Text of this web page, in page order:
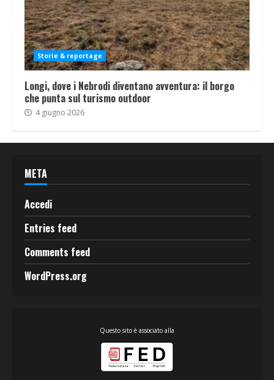
Storie & reportage
Longi, dove i Nebrodi diventano avventura: il borgo
che punta sul turismo outdoor
4 giugno 2026
META
Accedi
Entries feed
Comments feed
WordPress.org
Questo sito è associato alla